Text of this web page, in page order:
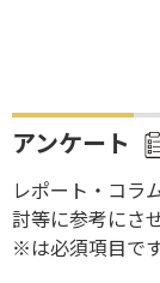
アンケート
レポート・コラ
討等に参考にさ
※は必須項目です